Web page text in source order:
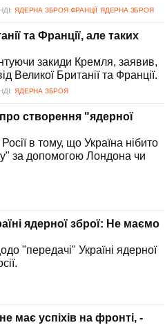
ЯДЕРНА ЗБРОЯ ФРАНЦІЇ ЯДЕРНА ЗБРОЯ
та Франції, але таких
закиди Кремля, заявив,
Великої Британії та Франції.
ЯДЕРНА ЗБРОЯ
створення "ядерної
в тому, що Україна нібито
за допомогою Лондона чи
ядерної зброї: Не маємо
"передачі" Україні ядерної
має успіхів на фронті, -